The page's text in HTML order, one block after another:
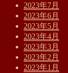
2023年7月
2023年6月
2023年5月
2023年4月
2023年3月
2023年2月
2023年1月